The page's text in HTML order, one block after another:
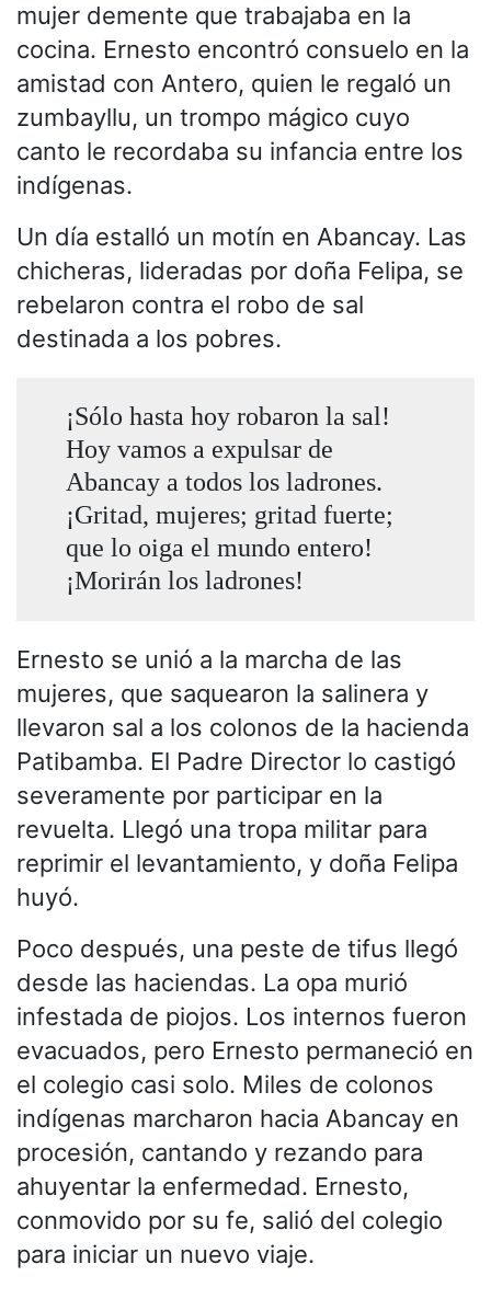
mujer demente que trabajaba en la
cocina. Ernesto encontró consuelo en la
amistad con Antero, quien le regaló un
zumbayllu, un trompo mágico cuyo
canto le recordaba su infancia entre los
indígenas.
Un día estalló un motín en Abancay. Las
chicheras, lideradas por doña Felipa, se
rebelaron contra el robo de sal
destinada a los pobres.
¡Sólo hasta hoy robaron la sal!
Hoy vamos a expulsar de
Abancay a todos los ladrones.
¡Gritad, mujeres; gritad fuerte;
que lo oiga el mundo entero!
¡Morirán los ladrones!
Ernesto se unió a la marcha de las
mujeres, que saquearon la salinera y
llevaron sal a los colonos de la hacienda
Patibamba. El Padre Director lo castigó
severamente por participar en la
revuelta. Llegó una tropa militar para
reprimir el levantamiento, y doña Felipa
huyó.
Poco después, una peste de tifus llegó
desde las haciendas. La opa murió
infestada de piojos. Los internos fueron
evacuados, pero Ernesto permaneció en
el colegio casi solo. Miles de colonos
indígenas marcharon hacia Abancay en
procesión, cantando y rezando para
ahuyentar la enfermedad. Ernesto,
conmovido por su fe, salió del colegio
para iniciar un nuevo viaje.